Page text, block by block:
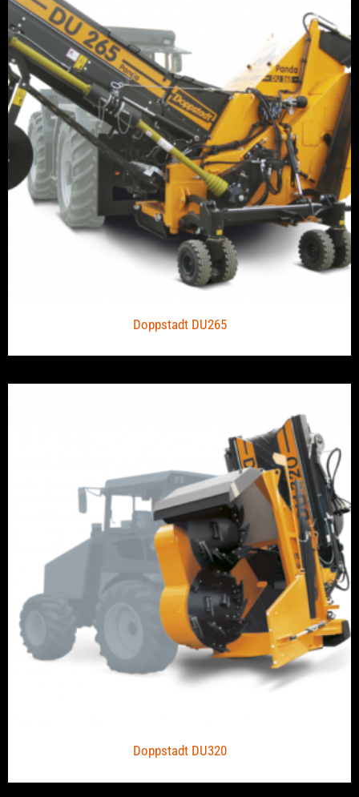
Doppstadt DU265
Doppstadt DU320